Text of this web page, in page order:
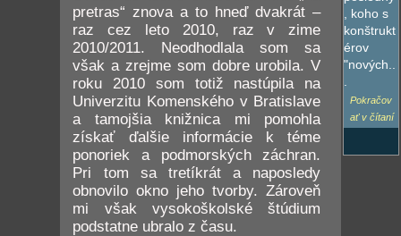
pretras“ znova a to hneď dvakrát –
raz cez leto 2010, raz v zime
2010/2011. Neodhodlala som sa
však a zrejme som dobre urobila. V
roku 2010 som totiž nastúpila na
Univerzitu Komenského v Bratislave
a tamojšia knižnica mi pomohla
získať ďalšie informácie k téme
ponoriek a podmorských záchran.
Pri tom sa tretíkrát a naposledy
obnovilo okno jeho tvorby. Zároveň
mi však vysokoškolské štúdium
podstatne ubralo z času.
, koho s
konštrukt
érov
"nových..
.
Pokračov
ať v čítaní